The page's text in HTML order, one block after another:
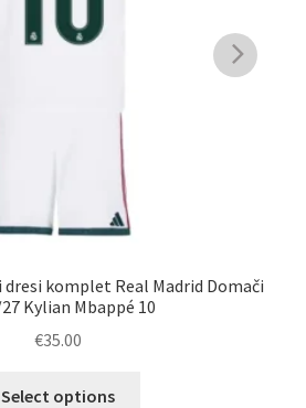
komplet Real Madrid Domači
Kylian Mbappé 10
€35.00
Select options